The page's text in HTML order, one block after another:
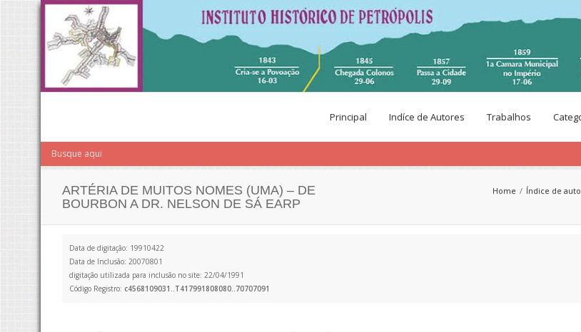
Principal Indíce de Autores Trabalhos
ARTÉRIA DE MUITOS NOMES (UMA) – DE
BOURBON A DR. NELSON DE SÁ EARP
Home Índice de
Data de digitação: 19910422
Data de Inclusão: 20070801
digitação utilizada para inclusão no site: 22/04/1991
Código Registro: c4568109031..T417991808080..70707091